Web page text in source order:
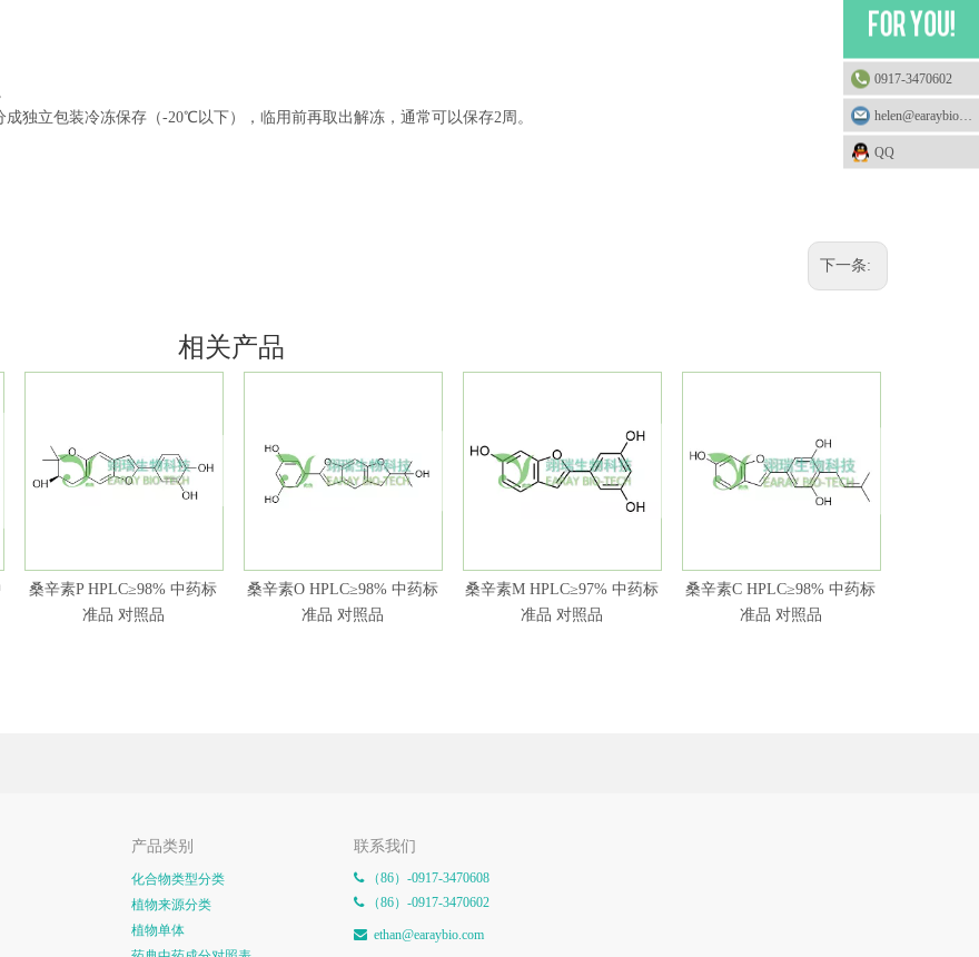
独立包装冷冻保存（-20℃以下），临用前再取出解冻，通常可以保存2 周。
下一条:
相关产品
桑辛素P HPLC≥98% 中药标
准品 对照品
桑辛素O HPLC≥98% 中药标
准品 对照品
桑辛素M HPLC≥97% 中药标
准品 对照品
桑辛素C HPLC≥98% 中药标
准品 对照品
产品类别
化合物类型分类
植物来源分类
植物单体
联系我们
（86）-0917-3470608
（86）-0917-3470602
 ethan@earaybio.com
0917-3470602
QQ